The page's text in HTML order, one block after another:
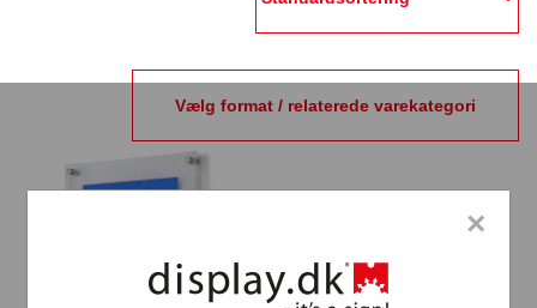
Vælg format / relaterede varekategori
×